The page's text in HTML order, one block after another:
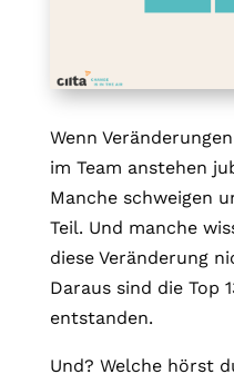
Wenn
im Team anstehen
Manche schweigen
Teil. Und manche
diese Veränderung
Daraus sind die Top
entstanden.
Und? Welche hörst